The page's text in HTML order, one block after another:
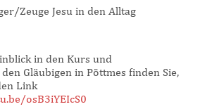
Zeuge Jesu in den Alltag
in den Kurs und
Gläubigen in Pöttmes finden Sie,
Link
osB3iYEIcS0